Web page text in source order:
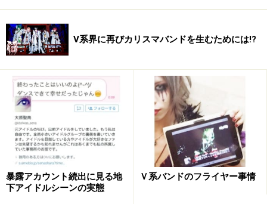
V系界に再びカリスマバンドを生むためには!?
暴露アカウント続出に見る地
下アイドルシーンの実態
Ｖ系バンドのフライヤー事情